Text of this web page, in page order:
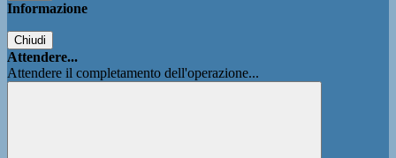
Informazione
Chiudi
Attendere...
Attendere il completamento dell'operazione...